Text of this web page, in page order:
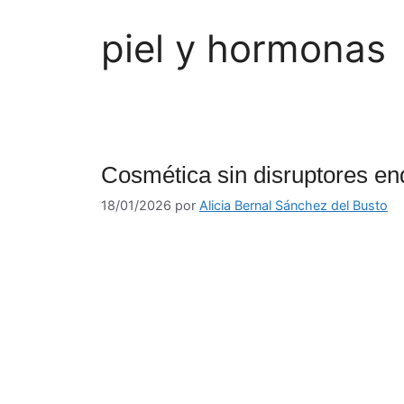
piel y hormonas
Cosmética sin disruptores
18/01/2026 por Alicia Bernal Sánchez del Busto